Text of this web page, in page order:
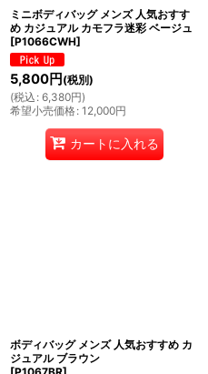
ミニボディバッグ メンズ 人気おすす
め カジュアル カモフラ迷彩 ベージュ
[P1066CWH]
5,800円 (税別)
(税込 : 6,380円)
希望小売価格: 12,000円
カートに入れる
ボディバッグ メンズ 人気おすすめ カ
ジュアル ブラウン
[P1067BR]